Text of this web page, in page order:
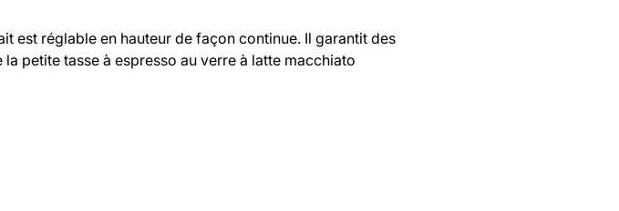
est réglable en hauteur de façon continue. Il garantit des
petite tasse à espresso au verre à latte macchiato